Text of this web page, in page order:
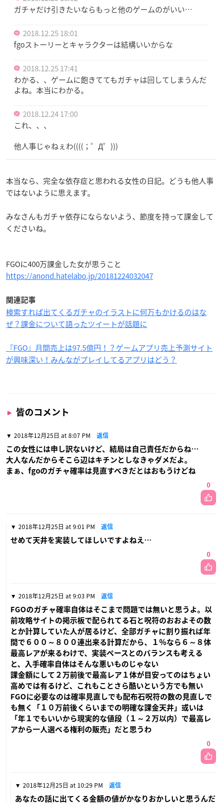
ガチャだけ引きたいならもっと他のゲームのがいい…
2018.12.25 18:01
fgoストーリーとキャラクターは結構いいからな
2018.12.25 17:41
わかる、、ゲームに飽きててもガチャは回してしまうんだ
よね。本当にわかる。
2018.12.24 17:00
これ、、、
他人事じゃねぇわ((((；゜Д゜)))
本当なら、完全な依存症と思われる女性の日記。どうも他人事
ではないように思えます。
みなさんもガチャ依存にならないよう、節度を持って課金して
くださいね。
FGOに400万課金した女が思うこと
https://anond.hatelabo.jp/20181224032047
関連記事
検索すれば出てくるガチャのイラストに何万もかけるのはな
ぜ？課金について語ったツイートが話題に
『FGO』月間売上は97.5億円！？ゲームアプリ売上予測サイト
が興味深い！みんながプレイしてるアプリはどう？
皆のコメント
2018年12月25日 at 8:07 PM 返信
この女性には申し訳ないけど、結局は自己責任だからね…
大人なんだからそこら辺はキチンとしなきゃダメだよ。
まぁ、fgoのガチャ確率は見直すべきだとはおもうけどね
0
2018年12月25日 at 9:01 PM 返信
せめて天井を実装してほしいですよねえ…
0
2018年12月25日 at 9:03 PM 返信
FGOのガチャ確率自体はそこまで問題では無いと思うよ。以
前攻略サイトの掲示板で配られてる石と呪符のおおよその数
とか計算していた人が居るけど、全部ガチャに割り振れば年
間で６００～８００連出来る計算だから、１％なら６～８体
最高レアが来るわけで、実装ペースとのバランスも考える
と、入手確率自体はそんな悪いものじゃない
課金額にして２万前後で最高レア１体が目安ってのはちょい
高めでは有るけど、これもことさら酷いという方でも無い
FGOに必要なのは確率見直しでも配布石呪符の数の見直しで
も無く「１０万前後くらいまでの明確な課金天井」或いは
「年１でもいいから現実的な値段（１～２万以内）で最高レ
アから一人選べる権利の販売」だと思うわ
0
2018年12月25日 at 10:29 PM 返信
あなたの話に出てくる金額の値がかなりおかしいと思うんだ